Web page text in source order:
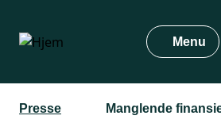
hovedindhold
Menu
Presse Manglende